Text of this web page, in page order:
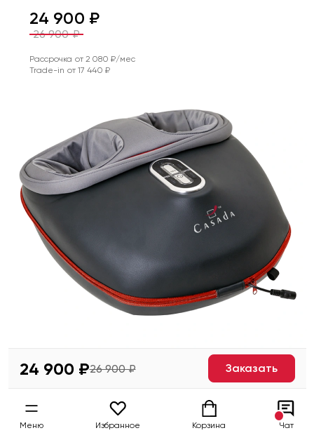
24 900 ₽
26 900₽
Рассрочка от2 080 ₽/мес
Trade-in от 17 440 ₽
24 900 ₽26 900 ₽ Заказать
Меню Избранное Корзина Чат